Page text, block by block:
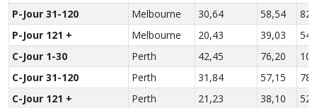
P-Jour 31-120
Melbourne 30,64 58,54
P-Jour 121 +
Melbourne 20,43 39,03
C-Jour 1-30
Perth 42,45 76,20
C-Jour 31-120
Perth 31,84 57,15
C-Jour 121 +
Perth 21,23 38,10